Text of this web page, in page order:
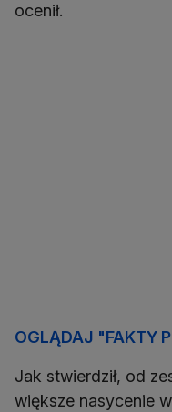
ocenił.
OGLĄDAJ "FAKTY
Jak stwierdził, od
większe nasycenie